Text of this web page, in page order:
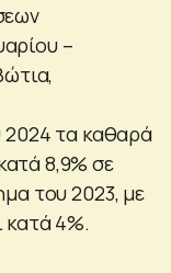
–
2024 τα καθαρά
8,9% σε
του 2023, με
κατά 4%.